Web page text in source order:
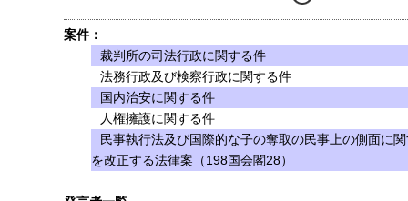
案件：
裁判所の司法行政に関する件
法務行政及び検察行政に関する件
国内治安に関する件
人権擁護に関する件
民事執行法及び国際的な子の奪取の民事上の側面に
を改正する法律案（198国会閣28）